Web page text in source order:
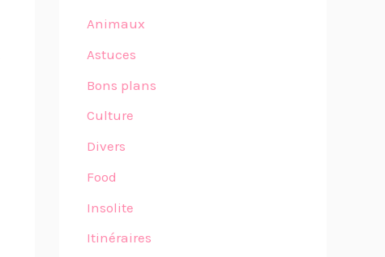
Animaux
Astuces
Bons plans
Culture
Divers
Food
Insolite
Itinéraires